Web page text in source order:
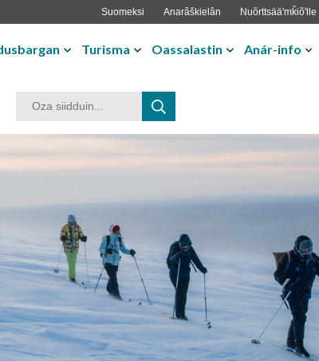
Suomeksi Anarâškielân Nuõrttsääʹmǩiõʹlle
Turisma Oassalastin Anár-info